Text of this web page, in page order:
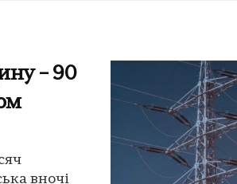
– 90
вночі